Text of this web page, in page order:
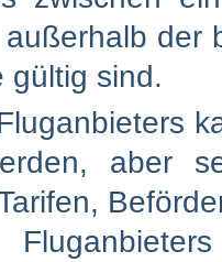
der
gültig sind.
aber